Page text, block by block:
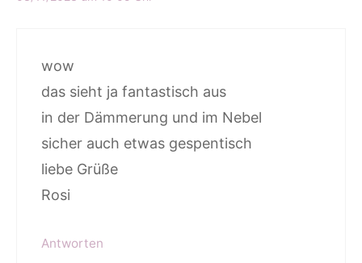
wow
das sieht ja fantastisch aus
in der Dämmerung und im Nebel
sicher auch etwas gespentisch
liebe Grüße
Rosi
Antworten